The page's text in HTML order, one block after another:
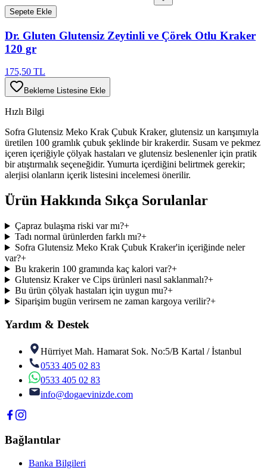
Sepete Ekle
Dr. Gluten Glutensiz Zeytinli ve Çörek Otlu Kraker
120 gr
175,50 TL
Bekleme Listesine Ekle
Hızlı Bilgi
Sofra Glutensiz Meko Krak Çubuk Kraker, glutensiz un karışımıyla
üretilen 100 gramlık çubuk şeklinde bir krakerdir. Susam ve pekmez
içeren içeriğiyle çölyak hastaları ve glutensiz beslenenler için pratik
bir atıştırmalık seçeneğidir. Yumurta içerdiğini belirtmek gerekir;
alerjisi olanların içerik listesini incelemesi önerilir.
Ürün Hakkında Sıkça Sorulanlar
Çapraz bulaşma riski var mı?+
Tadı normal ürünlerden farklı mı?+
Sofra Glutensiz Meko Krak Çubuk Kraker'in içeriğinde neler
var?+
Bu krakerin 100 gramında kaç kalori var?+
Glutensiz Kraker ve Cips ürünleri nasıl saklanmalı?+
Bu ürün çölyak hastaları için uygun mu?+
Siparişim bugün verirsem ne zaman kargoya verilir?+
Yardım & Destek
Hürriyet Mah. Hamarat Sok. No:5/B Kartal / İstanbul
0533 405 02 83
0533 405 02 83
info@dogaevinizde.com
Bağlantılar
Banka Bilgileri